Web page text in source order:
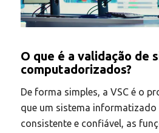
O que é a validação de
computadorizados?
De forma simples, a VSC é o
que um sistema informatizado
consistente e confiável, as